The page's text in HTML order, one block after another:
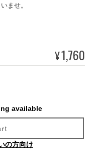
ませ。
¥1,760
available
の方向け